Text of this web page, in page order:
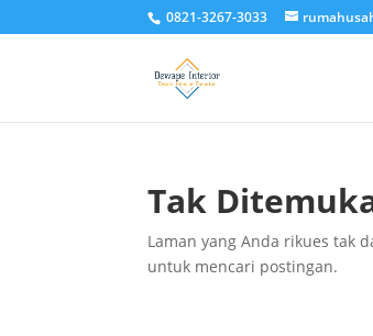
0821-3267-3033
Tak
Laman yang Anda rikues tak
untuk mencari postingan.